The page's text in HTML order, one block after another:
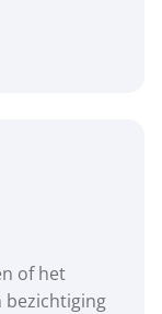
of het
bezichtiging